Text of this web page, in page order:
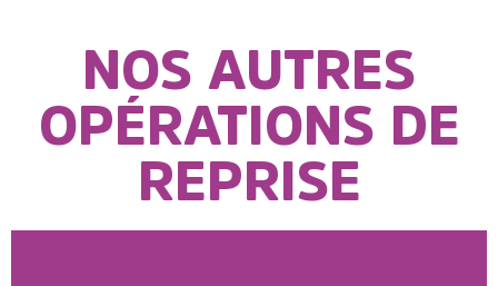
NOS AUTRES
OPÉRATIONS DE
REPRISE